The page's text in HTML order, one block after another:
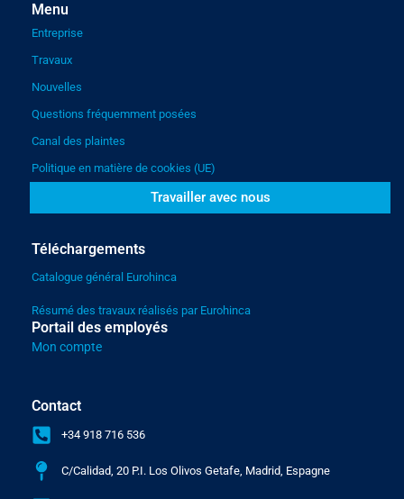
Menu
Entreprise
Travaux
Nouvelles
Questions fréquemment posées
Canal des plaintes
Politique en matière de cookies (UE)
Travailler avec nous
Téléchargements
Catalogue général Eurohinca
Résumé des travaux réalisés par Eurohinca
Portail des employés
Mon compte
Contact
+34 918 716 536
C/Calidad, 20 P.I. Los Olivos Getafe, Madrid, Espagne